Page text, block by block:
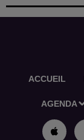
ACCUEIL
AGENDA